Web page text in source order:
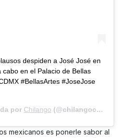
despiden a José José en
en el Palacio de Bellas
#BellasArtes #JoseJose
por Chilango (@chilangocom) el
mexicanos es ponerle sabor al